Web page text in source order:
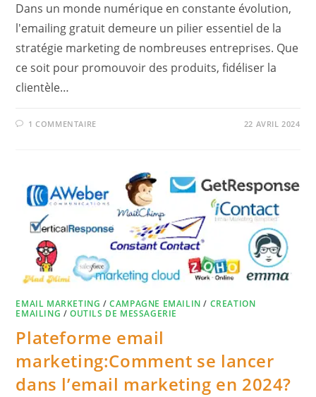
Dans un monde numérique en constante évolution,
l'emailing gratuit demeure un pilier essentiel de la
stratégie marketing de nombreuses entreprises. Que
ce soit pour promouvoir des produits, fidéliser la
clientèle…
1 COMMENTAIRE 22 AVRIL 2024
EMAIL MARKETING /CAMPAGNE EMAILIN / CREATION
EMAILING /OUTILS DE MESSAGERIE
Plateforme email
marketing:Comment se lancer
dans l’email marketing en 2024?